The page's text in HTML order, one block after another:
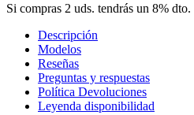
Si compras 2 uds. tendrás un 8%
Descripción
Modelos
Reseñas
Preguntas y respuestas
Política Devoluciones
Leyenda disponibilidad